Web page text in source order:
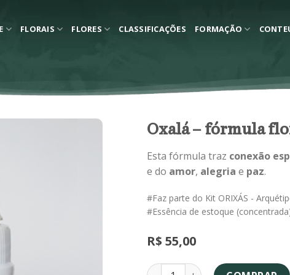
FLORAIS FLORES CLASSIFICAÇÕES FORMAÇÃO
Oxalá – fórmula
Esta fórmula traz conexão
e do amor, alegria e paz.
#Faz parte do Kit ORIXÁS -
#Essência de estoque
R$ 55,00
Oxalá - fórmula floral